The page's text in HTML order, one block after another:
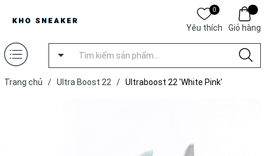
0
Yêu thích Giỏ hàng
Trang chủ / Ultra Boost 22 / Ultraboost 22 'White Pink'